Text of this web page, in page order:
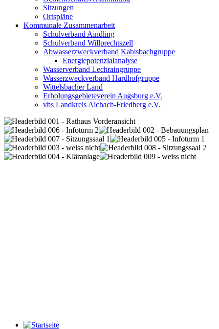
Sitzungen
Ortspläne
Kommunale Zusammenarbeit
Schulverband Aindling
Schulverband Willprechtszell
Abwasserzweckverband Kabisbachgruppe
Energiepotenzialanalyse
Wasserverband Lechraingruppe
Wasserzweckverband Hardhofgruppe
Wittelsbacher Land
Erholungsgebieteverein Augsburg e.V.
vhs Landkreis Aichach-Friedberg e.V.